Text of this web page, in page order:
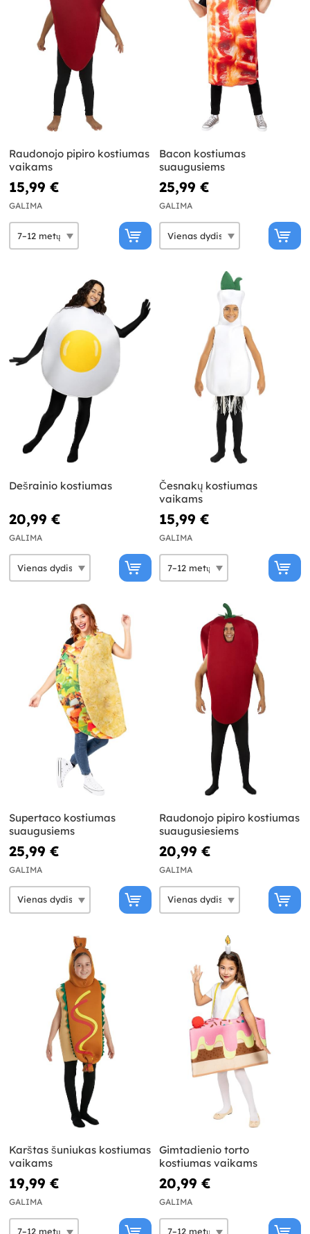
Raudonojo pipiro kostiumas
vaikams
15,99 €
GALIMA
Bacon kostiumas
suaugusiems
25,99 €
GALIMA
Dešrainio kostiumas
20,99 €
GALIMA
Česnakų kostiumas
vaikams
15,99 €
GALIMA
Supertaco kostiumas
suaugusiems
25,99 €
GALIMA
Raudonojo pipiro kostiumas
suaugusiesiems
20,99 €
GALIMA
Karštas šuniukas kostiumas
vaikams
19,99 €
GALIMA
Gimtadienio torto
kostiumas vaikams
20,99 €
GALIMA